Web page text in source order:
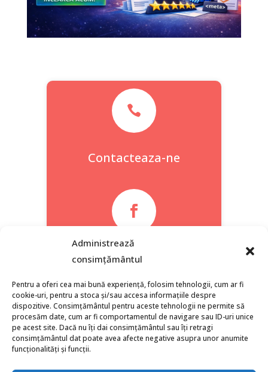
Administrează
consimțământul
Pentru a oferi cea mai bună experiență, folosim tehnologii, cum ar fi
cookie-uri, pentru a stoca și/sau accesa informațiile despre
dispozitive. Consimțământul pentru aceste tehnologii ne permite să
procesăm date, cum ar fi comportamentul de navigare sau ID-uri unice
pe acest site. Dacă nu îți dai consimțământul sau îți retragi
consimțământul dat poate avea afecte negative asupra unor anumite
funcționalități și funcții.

Contacteaza-ne

Facebook